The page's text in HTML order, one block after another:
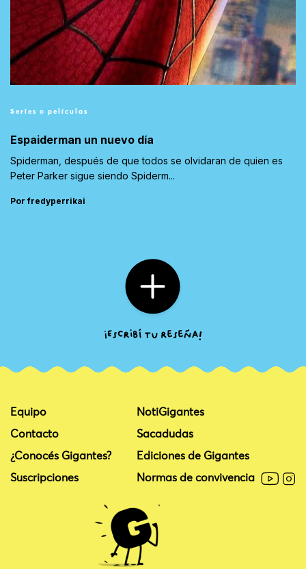
Series o películas
Espaiderman un nuevo día
Spiderman, después de que todos se olvidaran de quien es
Peter Parker sigue siendo Spiderm...
Por fredyperrikai
Equipo
Contacto
¿Conocés Gigantes?
Suscripciones
NotiGigantes
Sacadudas
Ediciones de Gigantes
Normas de convivencia